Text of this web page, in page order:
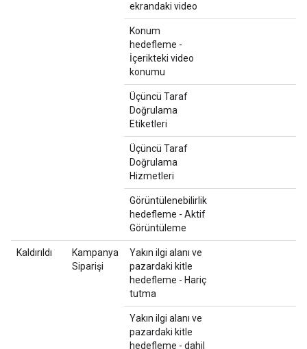
ekrandaki video
Konum
hedefleme -
İçerikteki video
konumu
Üçüncü Taraf
Doğrulama
Etiketleri
Üçüncü Taraf
Doğrulama
Hizmetleri
Görüntülenebilirlik
hedefleme - Aktif
Görüntüleme
Kaldırıldı
Kampanya
Siparişi
Yakın ilgi alanı ve
pazardaki kitle
hedefleme - Hariç
tutma
Yakın ilgi alanı ve
pazardaki kitle
hedefleme - dahil